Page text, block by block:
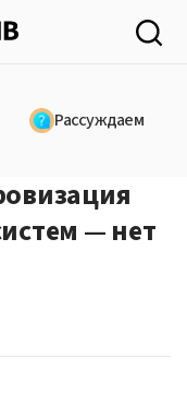
Рассуждаем
— нет